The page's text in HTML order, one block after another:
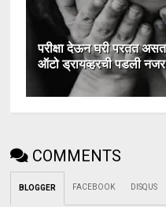
परीक्षा देऊन घरी परतत
ऑटो ड्रायव्हरची पडली
COMMENTS
BLOGGER FACEBOOK DISQUS